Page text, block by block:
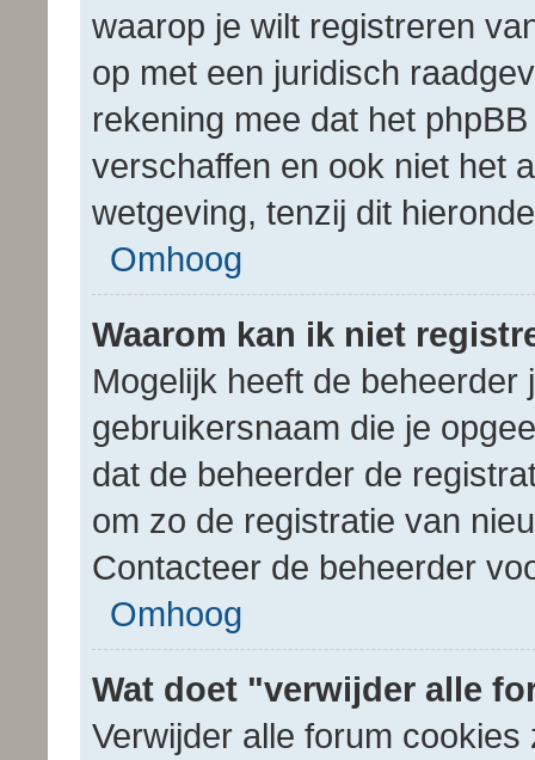
waarop je wilt registreren
op met een juridisch
rekening mee dat het
verschaffen en ook niet het
wetgeving, tenzij dit
Omhoog
Waarom kan ik niet
Mogelijk heeft de
gebruikersnaam die je
dat de beheerder de
om zo de registratie van
Contacteer de beheerder
Omhoog
Wat doet "verwijder alle
Verwijder alle forum